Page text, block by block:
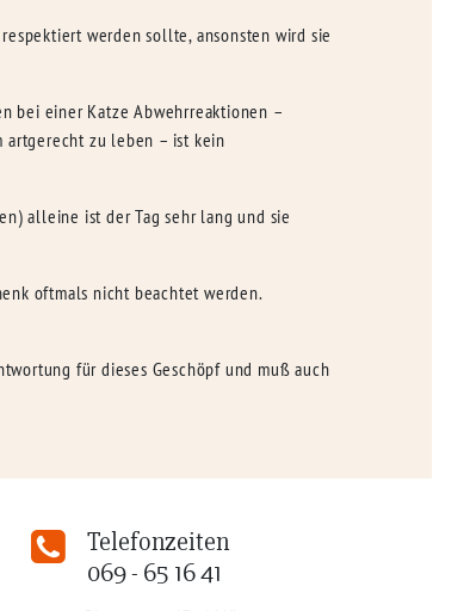
werden sollte, ansonsten wird sie
bei einer Katze Abwehrreaktionen –
artgerecht zu leben – ist kein
alleine ist der Tag sehr lang und sie
oftmals nicht beachtet werden.
für dieses Geschöpf und muß auch
Telefonzeiten
069 - 65 16 41